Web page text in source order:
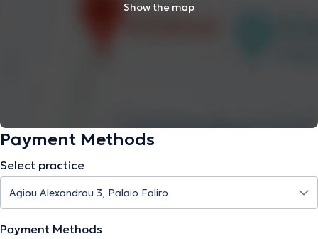
Show the map
Payment Methods
Select practice
Payment Methods